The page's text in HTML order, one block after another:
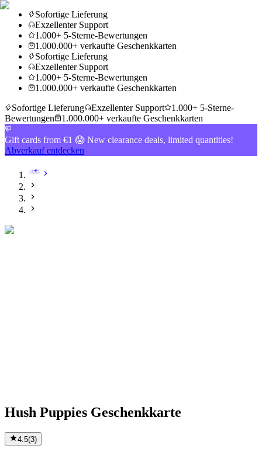
Sofortige Lieferung
Exzellenter Support
1.000+ 5-Sterne-Bewertungen
1.000.000+ verkaufte Geschenkkarten
Sofortige Lieferung
Exzellenter Support
1.000+ 5-Sterne-Bewertungen
1.000.000+ verkaufte Geschenkkarten
Sofortige Lieferung
Exzellenter Support
1.000+ 5-Sterne-
Bewertungen
1.000.000+ verkaufte Geschenkkarten
Gift cards from €1 😱 New clearance deals, limited quantities!
Abverkauf entdecken
Hush Puppies Geschenkkarte
4.5(3)